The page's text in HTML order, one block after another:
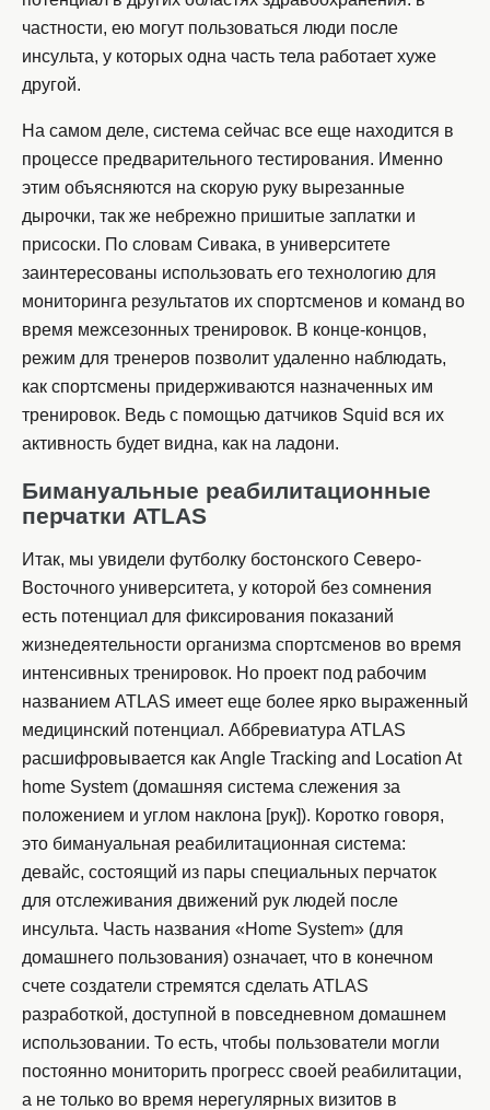
частности, ею могут пользоваться люди после
инсульта, у которых одна часть тела работает хуже
другой.
На самом деле, система сейчас все еще находится в
процессе предварительного тестирования. Именно
этим объясняются на скорую руку вырезанные
дырочки, так же небрежно пришитые заплатки и
присоски. По словам Сивака, в университете
заинтересованы использовать его технологию для
мониторинга результатов их спортсменов и команд во
время межсезонных тренировок. В конце-концов,
режим для тренеров позволит удаленно наблюдать,
как спортсмены придерживаются назначенных им
тренировок. Ведь с помощью датчиков Squid вся их
активность будет видна, как на ладони.
Бимануальные реабилитационные
перчатки ATLAS
Итак, мы увидели футболку бостонского Северо-
Восточного университета, у которой без сомнения
есть потенциал для фиксирования показаний
жизнедеятельности организма спортсменов во время
интенсивных тренировок. Но проект под рабочим
названием ATLAS имеет еще более ярко выраженный
медицинский потенциал. Аббревиатура ATLAS
расшифровывается как Angle Tracking and Location At
home System (домашняя система слежения за
положением и углом наклона [рук]). Коротко говоря,
это бимануальная реабилитационная система:
девайс, состоящий из пары специальных перчаток
для отслеживания движений рук людей после
инсульта. Часть названия «Home System» (для
домашнего пользования) означает, что в конечном
счете создатели стремятся сделать ATLAS
разработкой, доступной в повседневном домашнем
использовании. То есть, чтобы пользователи могли
постоянно мониторить прогресс своей реабилитации,
а не только во время нерегулярных визитов в